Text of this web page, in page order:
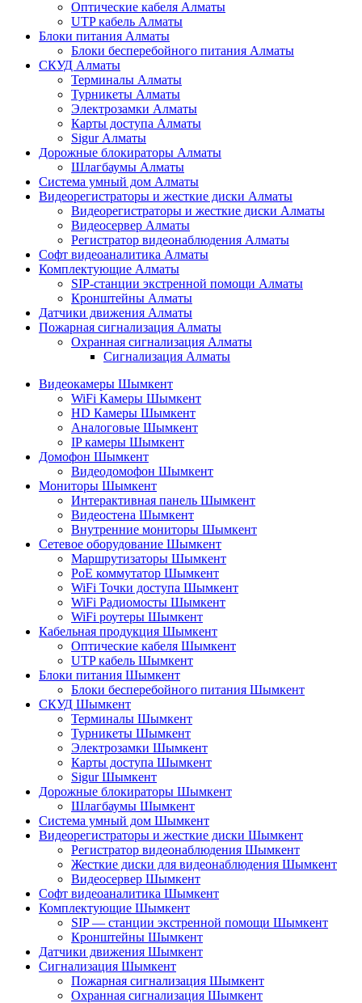
Оптические кабеля Алматы
UTP кабель Алматы
Блоки питания Алматы
Блоки бесперебойного питания Алматы
СКУД Алматы
Терминалы Алматы
Турникеты Алматы
Электрозамки Алматы
Карты доступа Алматы
Sigur Алматы
Дорожные блокираторы Алматы
Шлагбаумы Алматы
Система умный дом Алматы
Видеорегистраторы и жесткие диски Алматы
Видеорегистраторы и жесткие диски Алматы
Видеосервер Алматы
Регистратор видеонаблюдения Алматы
Софт видеоаналитика Алматы
Комплектующие Алматы
SIP-станции экстренной помощи Алматы
Кронштейны Алматы
Датчики движения Алматы
Пожарная сигнализация Алматы
Охранная сигнализация Алматы
Сигнализация Алматы
Видеокамеры Шымкент
WiFi Камеры Шымкент
HD Камеры Шымкент
Аналоговые Шымкент
IP камеры Шымкент
Домофон Шымкент
Видеодомофон Шымкент
Мониторы Шымкент
Интерактивная панель Шымкент
Видеостена Шымкент
Внутренние мониторы Шымкент
Сетевое оборудование Шымкент
Маршрутизаторы Шымкент
PoE коммутатор Шымкент
WiFi Точки доступа Шымкент
WiFi Радиомосты Шымкент
WiFi роутеры Шымкент
Кабельная продукция Шымкент
Оптические кабеля Шымкент
UTP кабель Шымкент
Блоки питания Шымкент
Блоки бесперебойного питания Шымкент
СКУД Шымкент
Терминалы Шымкент
Турникеты Шымкент
Электрозамки Шымкент
Карты доступа Шымкент
Sigur Шымкент
Дорожные блокираторы Шымкент
Шлагбаумы Шымкент
Система умный дом Шымкент
Видеорегистраторы и жесткие диски Шымкент
Регистратор видеонаблюдения Шымкент
Жесткие диски для видеонаблюдения Шымкент
Видеосервер Шымкент
Софт видеоаналитика Шымкент
Комплектующие Шымкент
SIP — станции экстренной помощи Шымкент
Кронштейны Шымкент
Датчики движения Шымкент
Сигнализация Шымкент
Пожарная сигнализация Шымкент
Охранная сигнализация Шымкент